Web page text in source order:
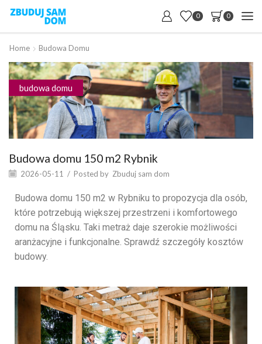
0 0
Home Budowa Domu
budowa domu
Budowa domu 150 m2 Rybnik
2026-05-11 / Posted by Zbuduj sam dom
Budowa domu 150 m2 w Rybniku to propozycja dla osób,
które potrzebują większej przestrzeni i komfortowego
domu na Śląsku. Taki metraż daje szerokie możliwości
aranżacyjne i funkcjonalne. Sprawdź szczegóły kosztów
budowy.